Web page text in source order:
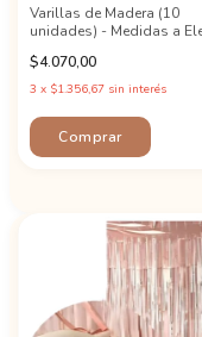
Varillas de Madera (10
unidades) - Medidas a
$4.070,00
3 x $1.356,67 sin interés
Comprar